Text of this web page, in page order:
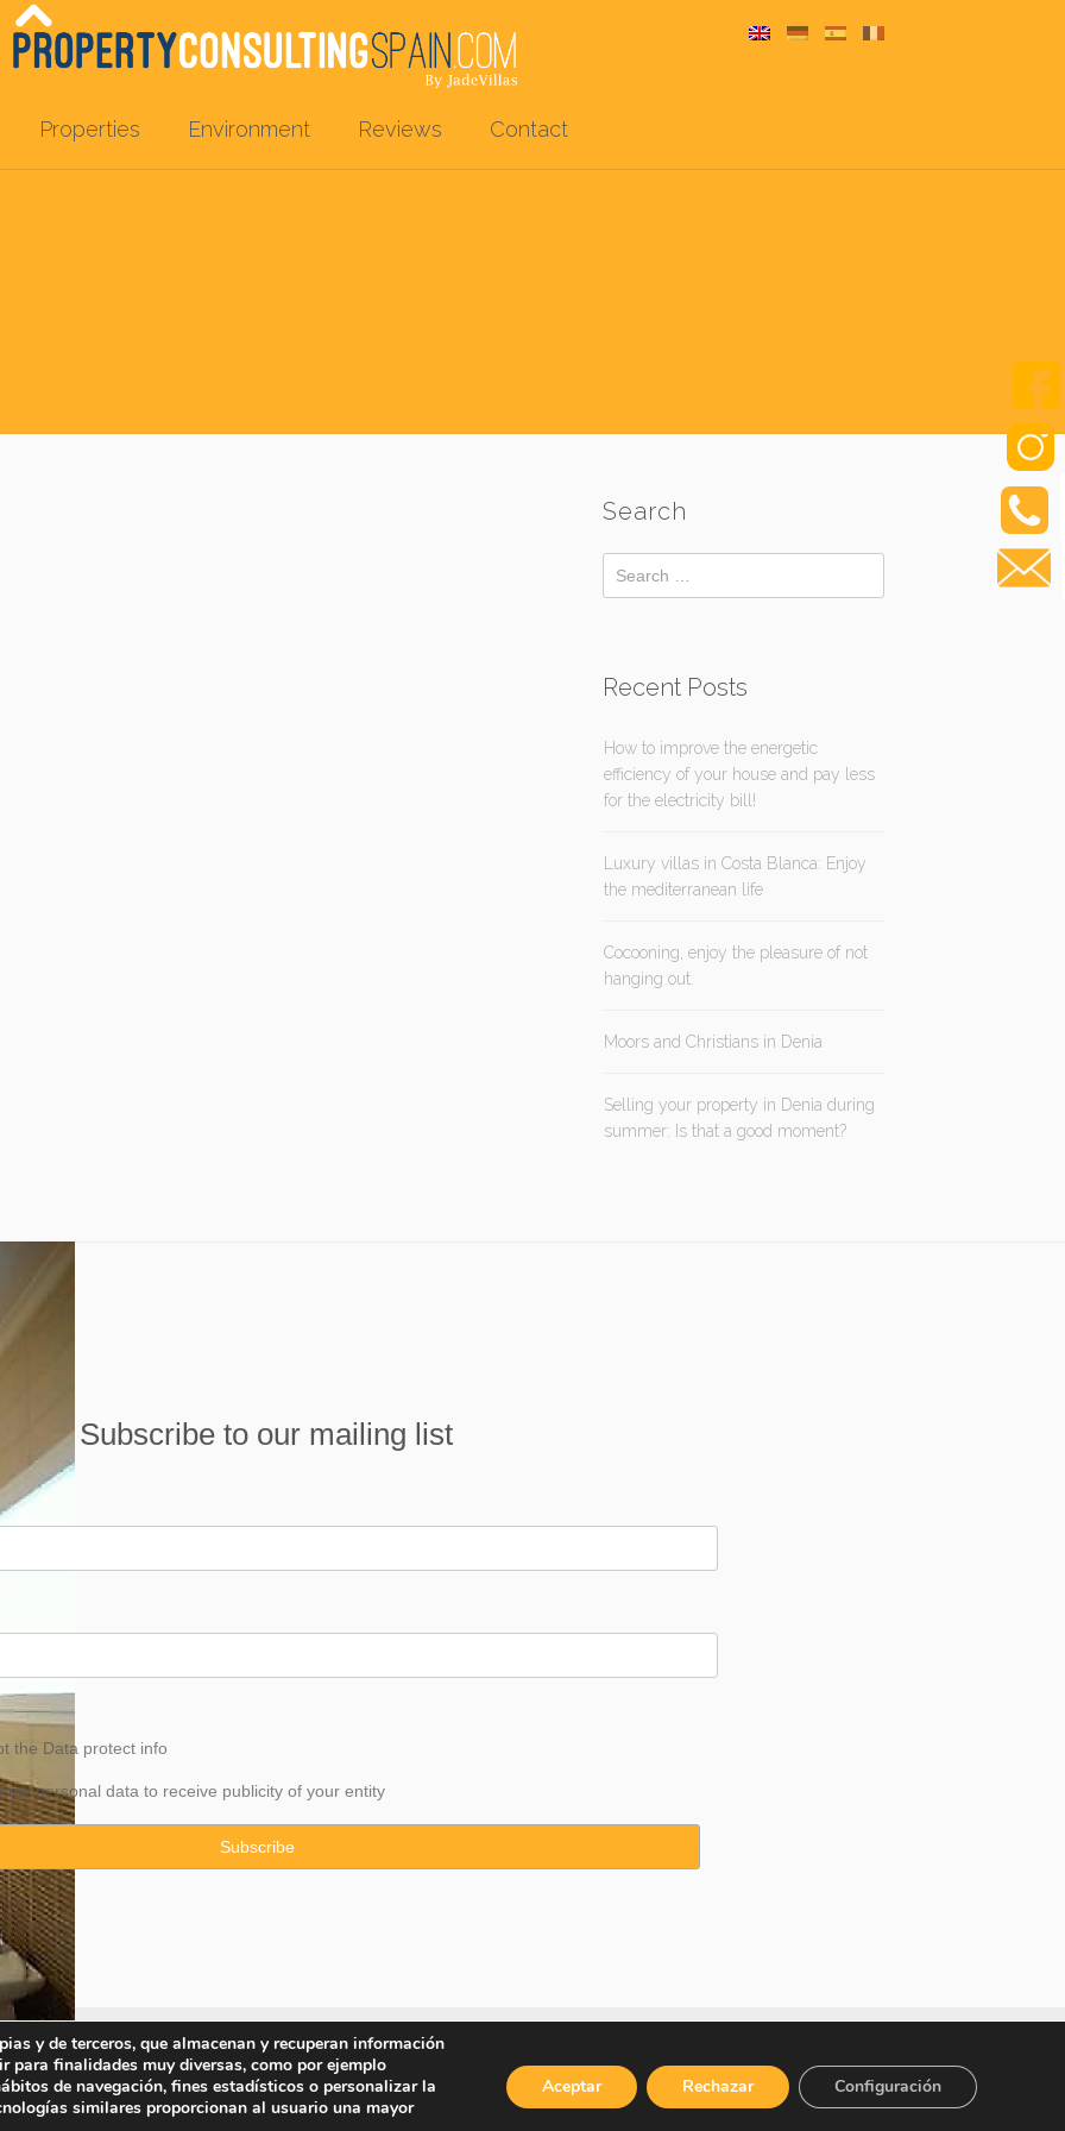
Properties Environment Reviews Contact
Search
Recent Posts
How to improve the energetic
efficiency of your house and pay less
for the electricity bill!
Luxury villas in Costa Blanca: Enjoy
the mediterranean life
Cocooning, enjoy the pleasure of not
hanging out.
Moors and Christians in Denia
Selling your property in Denia during
summer: Is that a good moment?
Subscribe to our mailing list
the Data protect info
my personal data to receive publicity of your entity
Consulting Spain By JadeVillas S.L. ·Legal advice Privacy Policy·Cookies Policy
y de terceros, que almacenan y recuperan información
para finalidades muy diversas, como por ejemplo
de navegación, fines estadísticos o personalizar la
similares proporcionan al usuario una mayor
Aceptar Rechazar Configuración